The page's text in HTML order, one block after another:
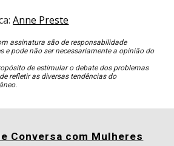
Anne Preste
assinatura são de responsabilidade
e pode não ser necessariamente a opinião do
de estimular o debate dos problemas
refletir as diversas tendências do
Conversa com Mulheres